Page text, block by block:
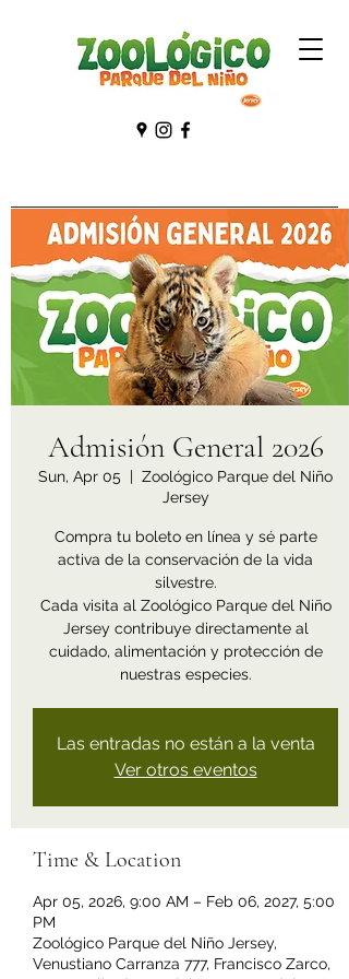
Admisión General 2026
Sun, Apr 05
  |
Zoológico Parque del Niño
Jersey
Compra tu boleto en línea y sé parte
activa de la conservación de la vida
silvestre.
Cada visita al Zoológico Parque del Niño
Jersey contribuye directamente al
cuidado, alimentación y protección de
nuestras especies.
Las entradas no están a la venta
Ver otros eventos
Time & Location
Apr 05, 2026, 9:00 AM – Feb 06, 2027, 5:00
PM
Zoológico Parque del Niño Jersey,
Venustiano Carranza 777, Francisco Zarco,